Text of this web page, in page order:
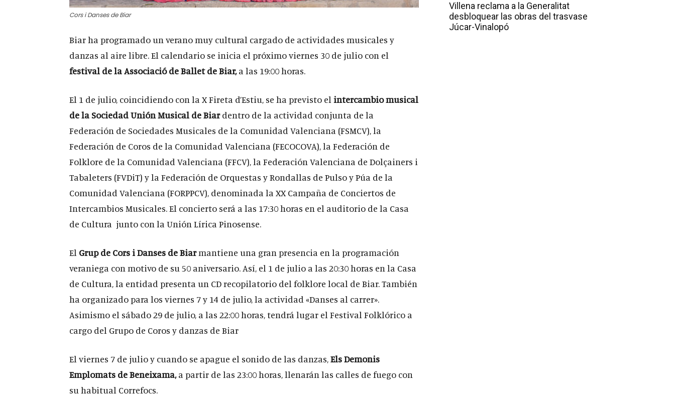
Cors i Danses de Biar
Biar ha programado un verano muy cultural cargado de actividades musicales y
danzas al aire libre. El calendario se inicia el próximo viernes 30 de julio con el
festival de la Associació de Ballet de Biar,a las 19:00 horas.
El 1 de julio, coincidiendo con la X Fireta d’Estiu, se ha previsto el intercambio musical
de la Sociedad Unión Musical de Biardentro de la actividad conjunta de la
Federación de Sociedades Musicales de la Comunidad Valenciana (FSMCV), la
Federación de Coros de la Comunidad Valenciana (FECOCOVA), la Federación de
Folklore de la Comunidad Valenciana (FFCV), la Federación Valenciana de Dolçainers i
Tabaleters (FVDiT) y la Federación de Orquestas y Rondallas de Pulso y Púa de la
Comunidad Valenciana (FORPPCV), denominada la XX Campaña de Conciertos de
Intercambios Musicales. El concierto será a las 17:30 horas en el auditorio de la Casa
de Cultura junto con la Unión Lírica Pinosense.
El Grup de Cors i Danses de Biarmantiene una gran presencia en la programación
veraniega con motivo de su 50 aniversario. Así, el 1 de julio a las 20:30 horas en la Casa
de Cultura, la entidad presenta un CD recopilatorio del folklore local de Biar. También
ha organizado para los viernes 7 y 14 de julio, la actividad «Danses al carrer».
Asimismo el sábado 29 de julio, a las 22:00 horas, tendrá lugar el Festival Folklórico a
cargo del Grupo de Coros y danzas de Biar
El viernes 7 de julio y cuando se apague el sonido de las danzas,Els Demonis
Emplomats de Beneixama,a partir de las 23:00 horas, llenarán las calles de fuego con
su habitual Correfocs.
Villena reclama a la Generalitat
desbloquear las obras del trasvase
Júcar-Vinalopó